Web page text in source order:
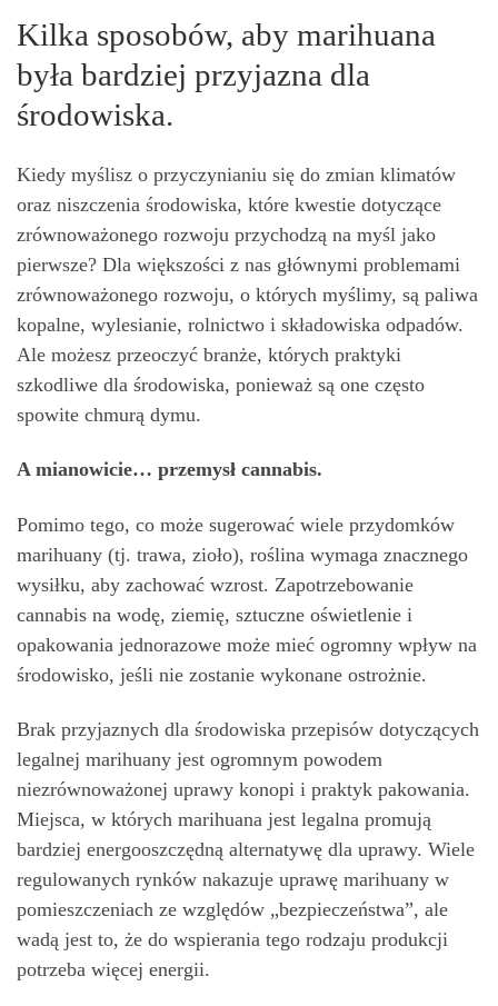
Kilka sposobów, aby marihuana
była bardziej przyjazna dla
środowiska.
Kiedy myślisz o przyczynianiu się do zmian klimatów
oraz niszczenia środowiska, które kwestie dotyczące
zrównoważonego rozwoju przychodzą na myśl jako
pierwsze? Dla większości z nas głównymi problemami
zrównoważonego rozwoju, o których myślimy, są paliwa
kopalne, wylesianie, rolnictwo i składowiska odpadów.
Ale możesz przeoczyć branże, których praktyki
szkodliwe dla środowiska, ponieważ są one często
spowite chmurą dymu.
A mianowicie… przemysł cannabis.
Pomimo tego, co może sugerować wiele przydomków
marihuany (tj. trawa, zioło), roślina wymaga znacznego
wysiłku, aby zachować wzrost. Zapotrzebowanie
cannabis na wodę, ziemię, sztuczne oświetlenie i
opakowania jednorazowe może mieć ogromny wpływ na
środowisko, jeśli nie zostanie wykonane ostrożnie.
Brak przyjaznych dla środowiska przepisów dotyczących
legalnej marihuany jest ogromnym powodem
niezrównoważonej uprawy konopi i praktyk pakowania.
Miejsca, w których marihuana jest legalna promują
bardziej energooszczędną alternatywę dla uprawy. Wiele
regulowanych rynków nakazuje uprawę marihuany w
pomieszczeniach ze względów „bezpieczeństwa”, ale
wadą jest to, że do wspierania tego rodzaju produkcji
potrzeba więcej energii.